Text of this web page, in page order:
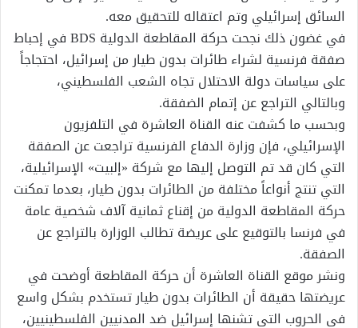
السائق إسرائيلي وتم اعتقاله للتحقيق معه.
في غضون ذلك نجحت حركة المقاطعة الدولية BDS في إحباط
صفقة فرنسية لشراء طائرات بدون طيار من إسرائيل، احتجاجاً
على سياسات دولة الاحتلال تجاه الشعب الفلسطيني،
وبالتالي التراجع عن إتمام الضفقة.
وبحسب ما كشفت عنه القناة العاشرة في التلفزيون
الإسرائيلي، فإن وزارة الدفاع الفرنسية تراجعت عن الصفقة
التي كان قد تم التوصل إليها مع شركة «إلبيت» الإسرائيلية،
التي تنتج أنواعاً مختلفة من الطائرات بدون طيار، بعدما تمكنت
حركة المقاطعة الدولية من إقناع ثمانية آلاف شخصية عامة
في فرنسا بالتوقيع على عريضة تطالب الوزارة بالتراجع عن
الصفقة.
ونشر موقع القناة العاشرة أن حركة المقاطعة أوضحت في
عريضتها حقيقة أن الطائرات بدون طيار تستخدم بشكل واسع
في الحروب التي تشنها إسرائيل ضد المدنيين الفلسطينيين،